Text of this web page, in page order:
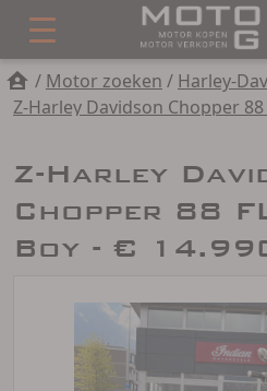
/ Motor zoeken / Harley-
Z-Harley Davidson Chopper 88
Z-Harley
Chopper 88
Boy - €